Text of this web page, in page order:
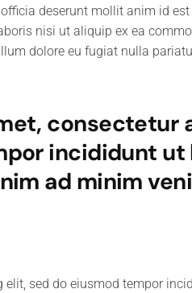
deserunt mollit anim id
nisi ut aliquip ex ea
dolore eu fugiat nulla
consectetur
incididunt ut
ad minim
sed do eiusmod tempor